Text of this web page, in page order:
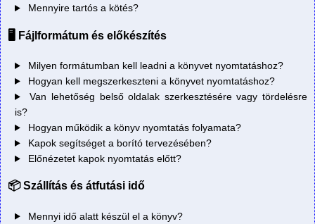
Mennyire tartós a kötés?
🖥️ Fájlformátum és előkészítés
Milyen formátumban kell leadni a könyvet nyomtatáshoz?
Hogyan kell megszerkeszteni a könyvet nyomtatáshoz?
Van lehetőség belső oldalak szerkesztésére vagy tördelésre
is?
Hogyan működik a könyv nyomtatás folyamata?
Kapok segítséget a borító tervezésében?
Előnézetet kapok nyomtatás előtt?
📦 Szállítás és átfutási idő
Mennyi idő alatt készül el a könyv?